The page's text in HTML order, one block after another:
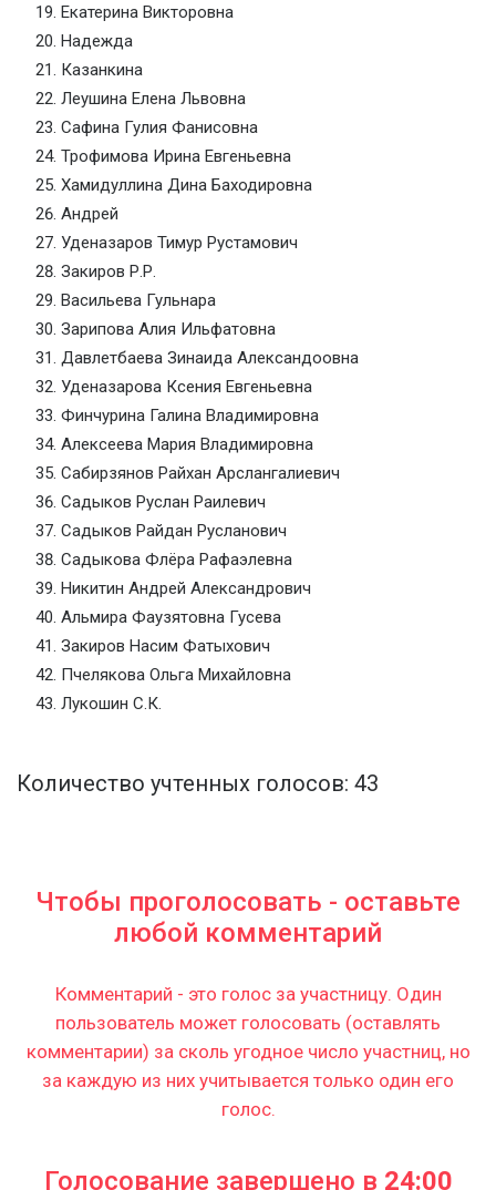
Екатерина Викторовна
Надежда
Казанкина
Леушина Елена Львовна
Сафина Гулия Фанисовна
Трофимова Ирина Евгеньевна
Хамидуллина Дина Баходировна
Андрей
Уденазаров Тимур Рустамович
Закиров Р.Р.
Васильева Гульнара
Зарипова Алия Ильфатовна
Давлетбаева Зинаида Александоовна
Уденазарова Ксения Евгеньевна
Финчурина Галина Владимировна
Алексеева Мария Владимировна
Сабирзянов Райхан Арслангалиевич
Садыков Руслан Раилевич
Садыков Райдан Русланович
Садыкова Флёра Рафаэлевна
Никитин Андрей Александрович
Альмира Фаузятовна Гусева
Закиров Насим Фатыхович
Пчелякова Ольга Михайловна
Лукошин С.К.
Количество учтенных голосов: 43
Чтобы проголосовать - оставьте
любой комментарий
Комментарий - это голос за участницу. Один
пользователь может голосовать (оставлять
комментарии) за сколь угодное число участниц, но
за каждую из них учитывается только один его
голос.
Голосование завершено в 24:00